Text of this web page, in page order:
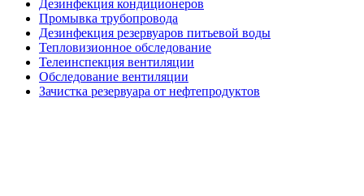
Дезинфекция кондиционеров
Промывка трубопровода
Дезинфекция резервуаров питьевой воды
Тепловизионное обследование
Телеинспекция вентиляции
Обследование вентиляции
Зачистка резервуара от нефтепродуктов